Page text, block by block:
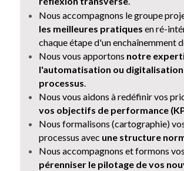
Nous accompagnons le groupe
les meilleures pratiques en ré-
chaque étape d'un enchaînemment
Nous vous apportons notre
l'automatisation ou digitalisation
processus
vos objectifs de performance
Nous formalisons (cartographie)
processus avec une structure
pérenniser le pilotage de vos